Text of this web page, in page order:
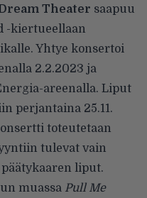
Theater saapuu
-kiertueellaan
Yhtye konsertoi
2.2.2023 ja
areenalla. Liput
perjantaina 25.11.
toteutetaan
tulevat vain
liput.
muassa Pull Me